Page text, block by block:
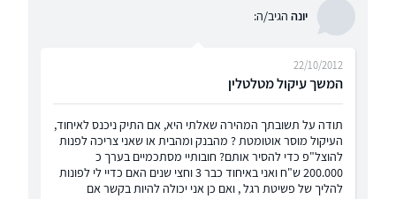
יונה הגיב/ה:
המשך עיקול מטלטלין
22/10/2012
תודה על תשובתך המהירה שאלתי היא, אם התיק ניכנס לאיחוד,
העיקול מוסר אוטומטת ? מהבנק ומהבית או שאני צריכה לפנות
להוצל"פ כדי להסיר אותם? חובותיי מסתכמיים בערך כ
200.000 ש"ח ואני באיחוד כבר 3 וחצי שנים האם כדיי לי לפונות
להליך של פשיטת רגל , ואם כן אני יכולה להיות בקשר אם